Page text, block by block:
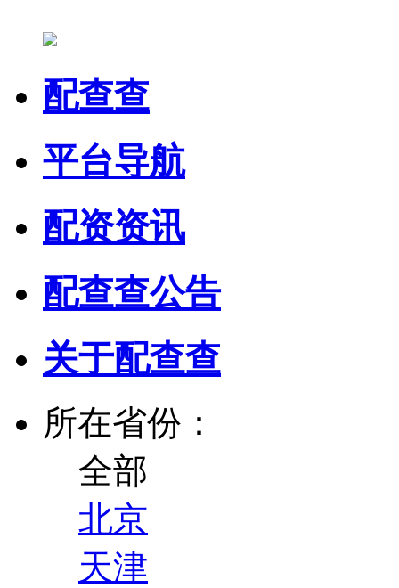
配查查
平台导航
配资资讯
配查查公告
关于配查查
所在省份：
全部
北京
天津